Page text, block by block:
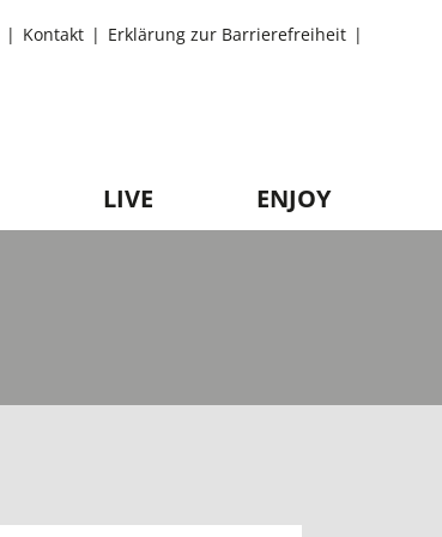
Kontakt Erklärung zur Barrierefreiheit
LIVE ENJOY